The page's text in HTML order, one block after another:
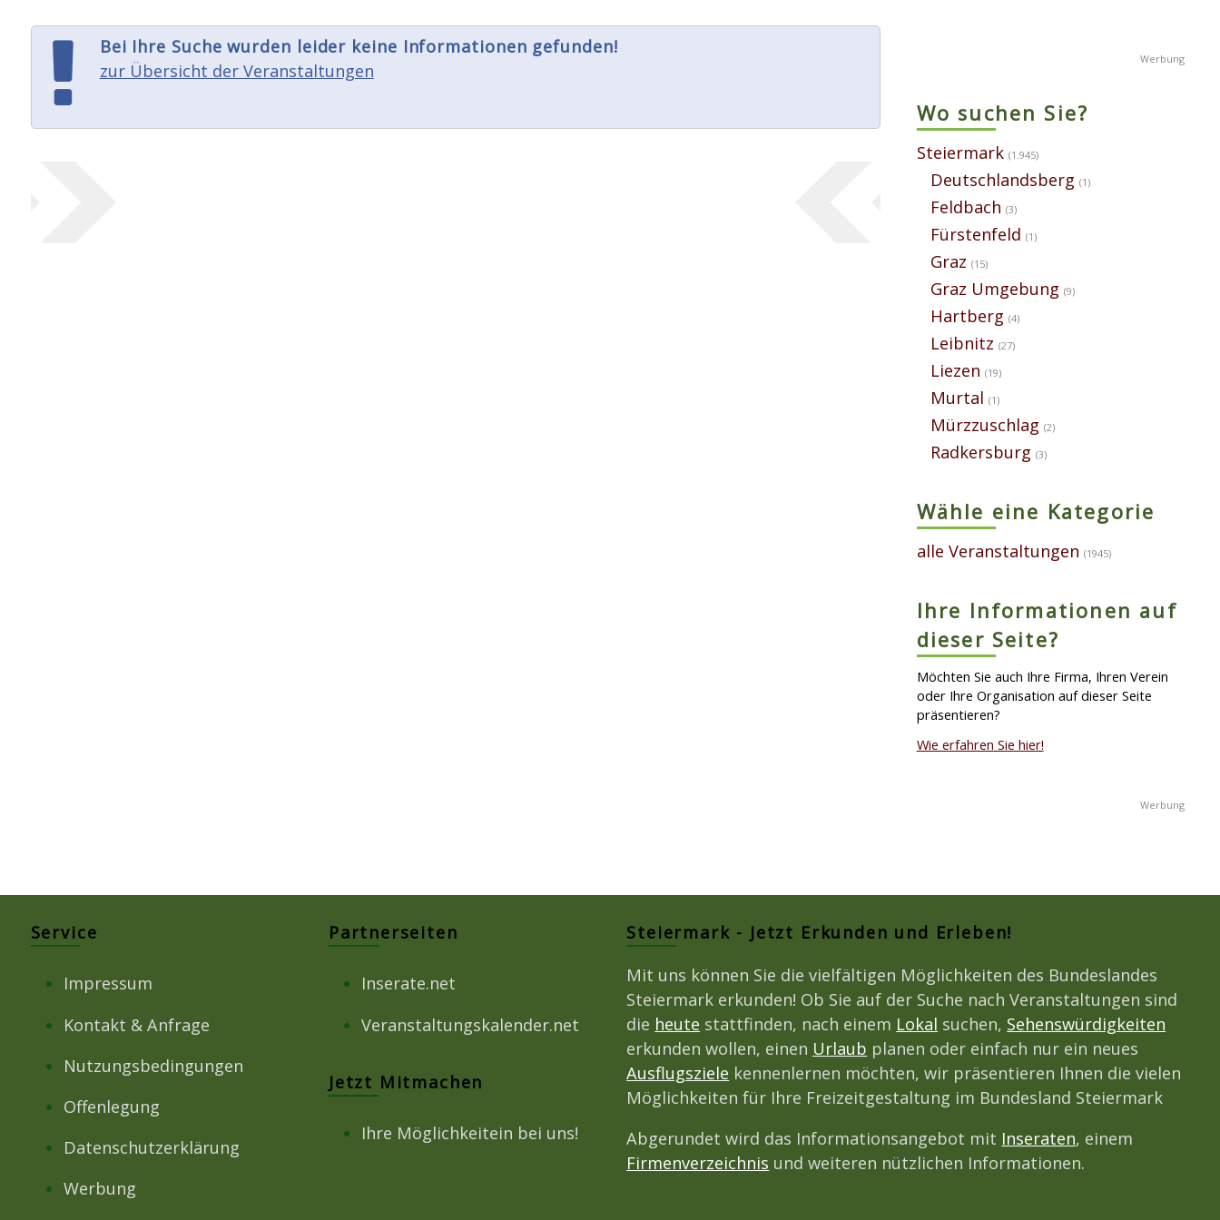
Bei Ihre Suche wurden leider keine Informationen gefunden!
zur Übersicht der Veranstaltungen
Wo suchen Sie?
Steiermark (1.945)
Deutschlandsberg (1)
Feldbach (3)
Fürstenfeld (1)
Graz (15)
Graz Umgebung (9)
Hartberg (4)
Leibnitz (27)
Liezen (19)
Murtal (1)
Mürzzuschlag (2)
Radkersburg (3)
Wähle eine Kategorie
alle Veranstaltungen (1945)
Ihre Informationen auf
dieser Seite?
Möchten Sie auch Ihre Firma, Ihren Verein
oder Ihre Organisation auf dieser Seite
präsentieren?
Wie erfahren Sie hier!
Service
Impressum
Kontakt & Anfrage
Nutzungsbedingungen
Offenlegung
Datenschutzerklärung
Werbung
Partnerseiten
Inserate.net
Veranstaltungskalender.net
Jetzt Mitmachen
Ihre Möglichkeitein bei uns!
Steiermark - Jetzt Erkunden und Erleben!
Mit uns können Sie die vielfältigen Möglichkeiten des Bundeslandes
Steiermark erkunden! Ob Sie auf der Suche nach Veranstaltungen sind
die heute stattfinden, nach einem Lokal suchen, Sehenswürdigkeiten
erkunden wollen, einen Urlaub planen oder einfach nur ein neues
Ausflugsziele kennenlernen möchten, wir präsentieren Ihnen die vielen
Möglichkeiten für Ihre Freizeitgestaltung im Bundesland Steiermark
Abgerundet wird das Informationsangebot mit Inseraten, einem
Firmenverzeichnis und weiteren nützlichen Informationen.